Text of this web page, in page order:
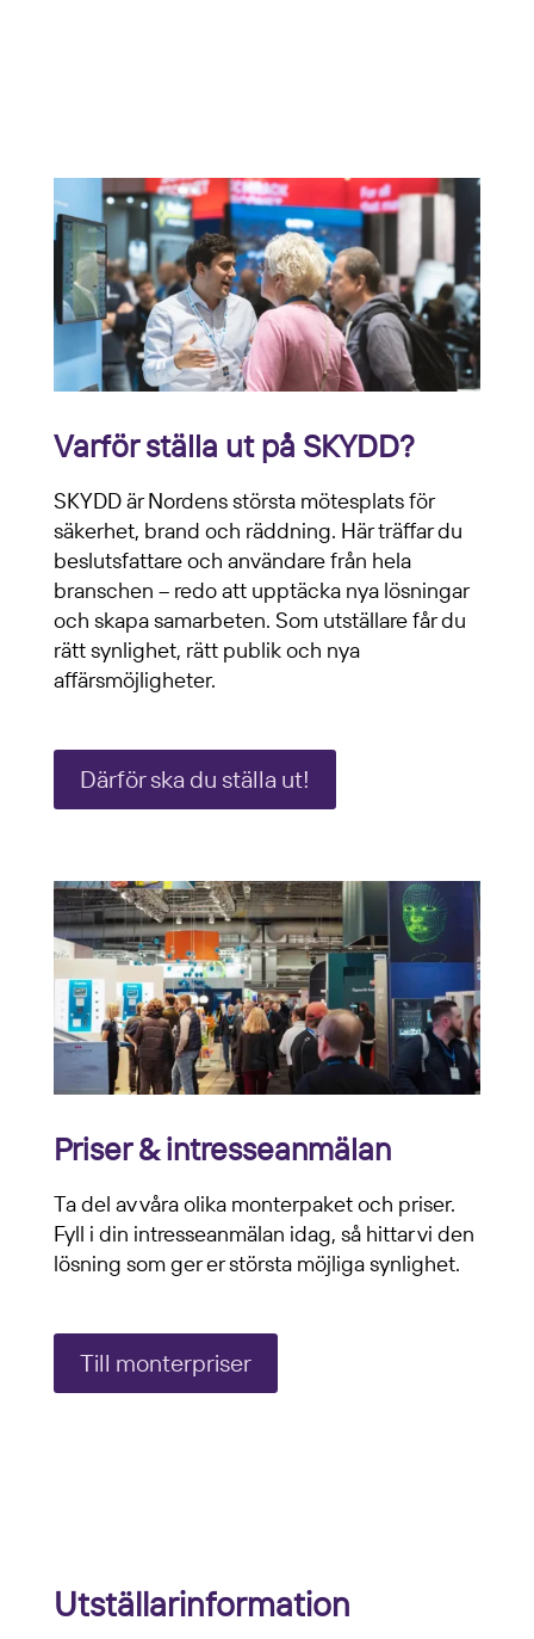
Varför ställa ut på SKYDD?
SKYDD är Nordens största mötesplats för
säkerhet, brand och räddning. Här träffar du
beslutsfattare och användare från hela
branschen – redo att upptäcka nya lösningar
och skapa samarbeten. Som utställare får du
rätt synlighet, rätt publik och nya
affärsmöjligheter.
Därför ska du ställa ut!
Priser & intresseanmälan
Ta del av våra olika monterpaket och priser.
Fyll i din intresseanmälan idag, så hittar vi den
lösning som ger er största möjliga synlighet.
Till monterpriser
Utställarinformation